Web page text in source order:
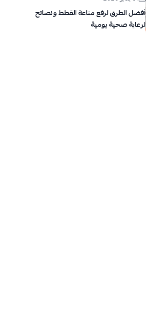
أفضل الطرق لرفع مناعة القطط ونصائح
لرعاية صحية يومية